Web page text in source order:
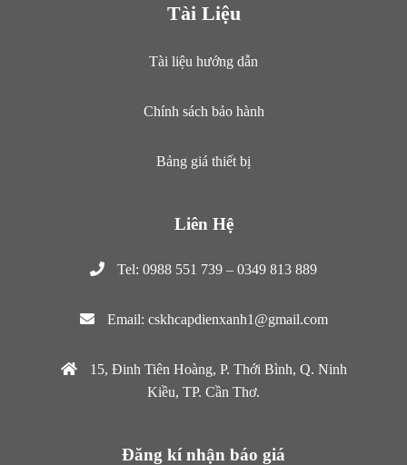
Tài Liệu
Tài liệu hướng dẫn
Chính sách bảo hành
Bảng giá thiết bị
Liên Hệ
Tel: 0988 551 739 – 0349 813 889
Email: cskhcapdienxanh1@gmail.com
15, Đinh Tiên Hoàng, P. Thới Bình, Q. Ninh
Kiều, TP. Cần Thơ.
Đăng kí nhận báo giá